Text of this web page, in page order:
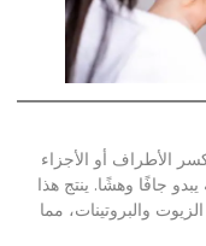
الأطراف أو الأجزاء
جافًا وهشًا. ينتج هذا
والبروتينات، مما